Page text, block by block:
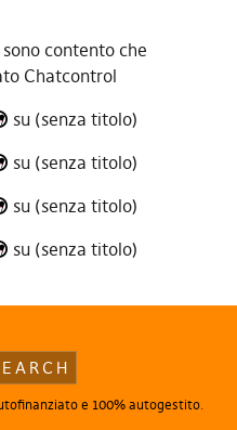
contento che
Chatcontrol
su (senza titolo)
su (senza titolo)
su (senza titolo)
su (senza titolo)
e 100% autogestito.